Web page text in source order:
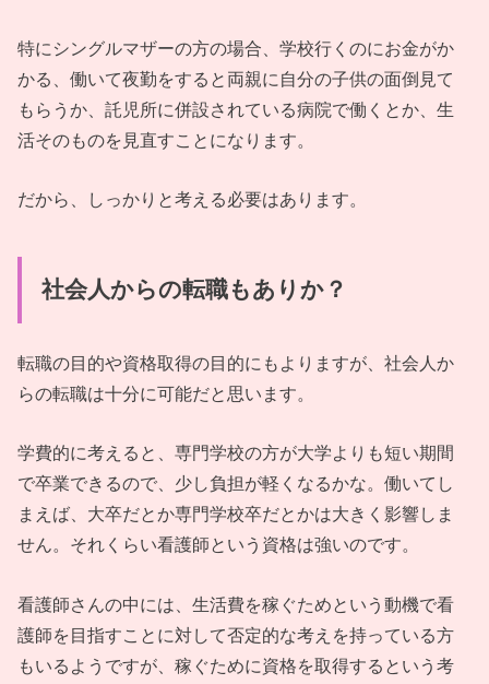
特にシングルマザーの方の場合、学校行くのにお金がか
かる、働いて夜勤をすると両親に自分の子供の面倒見て
もらうか、託児所に併設されている病院で働くとか、生
活そのものを見直すことになります。
だから、しっかりと考える必要はあります。
社会人からの転職もありか？
転職の目的や資格取得の目的にもよりますが、社会人か
らの転職は十分に可能だと思います。
学費的に考えると、専門学校の方が大学よりも短い期間
で卒業できるので、少し負担が軽くなるかな。働いてし
まえば、大卒だとか専門学校卒だとかは大きく影響しま
せん。それくらい看護師という資格は強いのです。
看護師さんの中には、生活費を稼ぐためという動機で看
護師を目指すことに対して否定的な考えを持っている方
もいるようですが、稼ぐために資格を取得するという考